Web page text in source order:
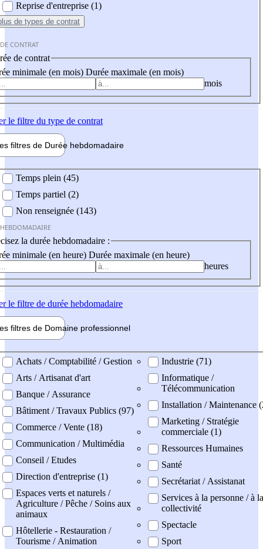
Reprise d'entreprise (1)
de types de contrat
CONTRAT
de contrat
minimale (en mois) Durée maximale (en mois)
mois
le filtre du type de contrat
filtres de Durée hebdomadaire
Temps plein (45)
Temps partiel (2)
Non renseignée (143)
la durée hebdomadaire :
minimale (en heure) Durée maximale (en heure)
heures
le filtre de durée hebdomadaire
filtres de Domaine professionnel
professionel
Achats / Comptabilité / Gestion
Arts / Artisanat d'art
Banque / Assurance
Bâtiment / Travaux Publics (97)
Commerce / Vente (18)
Communication / Multimédia
Conseil / Etudes
Direction d'entreprise (1)
Espaces verts et naturels /
Agriculture / Pêche / Soins aux
animaux
Hôtellerie - Restauration /
Tourisme / Animation
Industrie (71)
Informatique /
Télécommunication
Installation / Maintenance
Marketing / Stratégie
commerciale (1)
Ressources Humaines
Santé
Secrétariat / Assistanat
Services à la personne / à la
collectivité
Spectacle
Sport